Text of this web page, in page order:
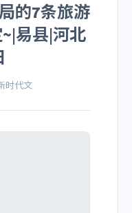
的7条旅游
易县|河北
时代文